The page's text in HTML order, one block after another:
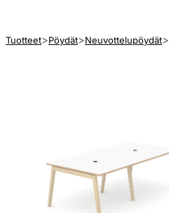
Tuotteet Pöydät Neuvottelupöydät